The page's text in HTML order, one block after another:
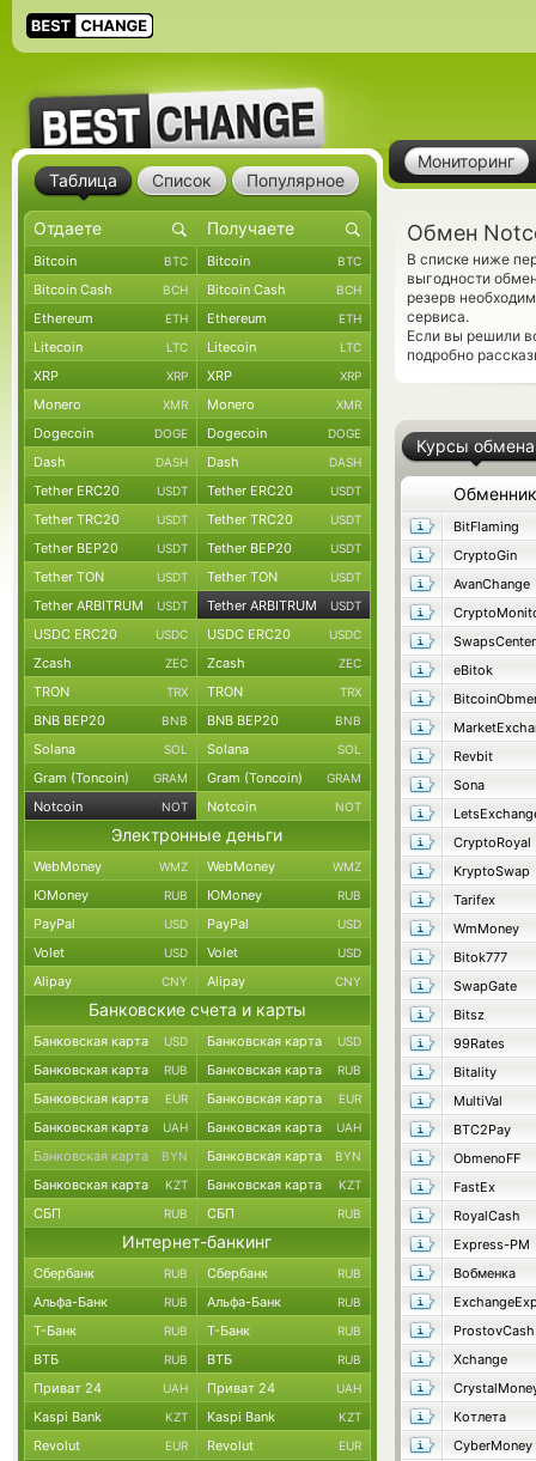
Мониторинг
Обмен
В списке ниже
выгодности
резерв
сервиса.
Если вы решили
подробно
Курсы обмена
Обменник
BitFlaming
CryptoGin
AvanChange
SwapsCenter
eBitok
Revbit
Sona
CryptoRoyal
KryptoSwap
Tarifex
WmMoney
Bitok777
SwapGate
Bitsz
99Rates
Bitality
MultiVal
BTC2Pay
ObmenoFF
FastEx
RoyalCash
Express-PM
Вобменка
ProstovCash
Xchange
Котлета
CyberMoney
Таблица Список Популярное
Bitcoin BTC Bitcoin BTC
Bitcoin Cash BCH Bitcoin Cash BCH
Ethereum ETH Ethereum ETH
Litecoin LTC Litecoin LTC
XRP XRP XRP XRP
Monero XMR Monero XMR
Dogecoin DOGE Dogecoin DOGE
Dash DASH Dash DASH
Tether ERC20 USDT Tether ERC20 USDT
Tether TRC20 USDT Tether TRC20 USDT
Tether BEP20 USDT Tether BEP20 USDT
Tether TON USDT Tether TON USDT
Tether ARBITRUM USDT Tether ARBITRUM USDT
USDC ERC20 USDC USDC ERC20 USDC
Zcash ZEC Zcash ZEC
TRON TRX TRON TRX
BNB BEP20 BNB BNB BEP20 BNB
Solana SOL Solana SOL
Gram (Toncoin) GRAM Gram (Toncoin) GRAM
Notcoin NOT Notcoin NOT
Электронные деньги
WebMoney WMZ WebMoney WMZ
ЮMoney RUB ЮMoney RUB
PayPal USD PayPal USD
Volet USD Volet USD
Alipay CNY Alipay CNY
Банковские счета и карты
Банковская карта USD Банковская карта USD
Банковская карта RUB Банковская карта RUB
Банковская карта EUR Банковская карта EUR
Банковская карта UAH Банковская карта UAH
Банковская карта BYN Банковская карта BYN
Банковская карта KZT Банковская карта KZT
СБП RUB СБП RUB
Интернет-банкинг
Сбербанк RUB Сбербанк RUB
Альфа-Банк RUB Альфа-Банк RUB
Т-Банк RUB Т-Банк RUB
ВТБ RUB ВТБ RUB
Приват 24 UAH Приват 24 UAH
Kaspi Bank KZT Kaspi Bank KZT
Revolut EUR Revolut EUR